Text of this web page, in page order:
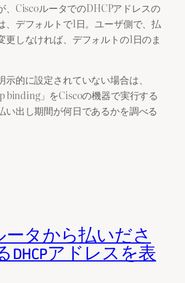
、CiscoルータでのDHCPアドレスの
、デフォルトで1日。ユーザ側で、払
更しなければ、デフォルトの1日のま
示的に設定されていない場合は、
binding」をCiscoの機器で実行する
い出し期間が何日であるかを調べる
ータから払いださ
DHCPアドレスを表